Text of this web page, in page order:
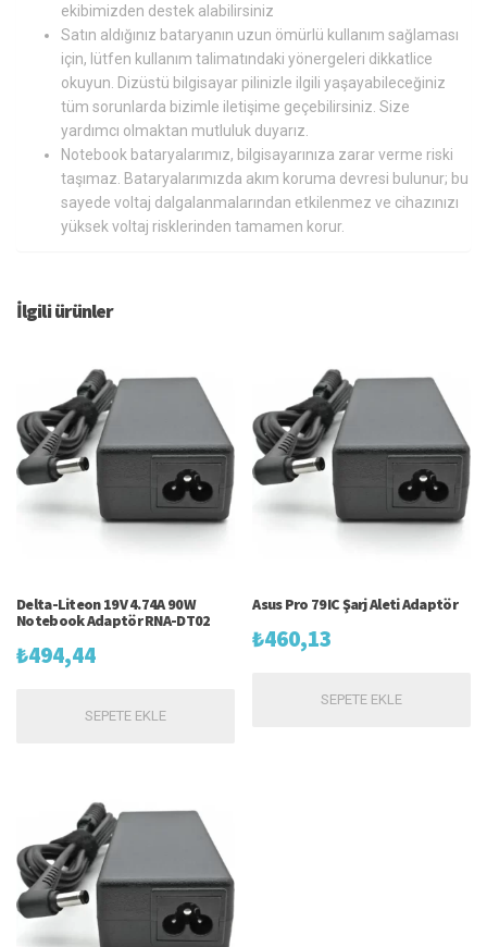
ekibimizden destek alabilirsiniz
Satın aldığınız bataryanın uzun ömürlü kullanım sağlaması
için, lütfen kullanım talimatındaki yönergeleri dikkatlice
okuyun. Dizüstü bilgisayar pilinizle ilgili yaşayabileceğiniz
tüm sorunlarda bizimle iletişime geçebilirsiniz. Size
yardımcı olmaktan mutluluk duyarız.
Notebook bataryalarımız, bilgisayarınıza zarar verme riski
taşımaz. Bataryalarımızda akım koruma devresi bulunur; bu
sayede voltaj dalgalanmalarından etkilenmez ve cihazınızı
yüksek voltaj risklerinden tamamen korur.
İlgili ürünler
Delta-Liteon 19V 4.74A 90W
Notebook Adaptör RNA-DT02
₺494,44
SEPETE EKLE
Asus Pro 79IC Şarj Aleti Adaptör
₺460,13
SEPETE EKLE